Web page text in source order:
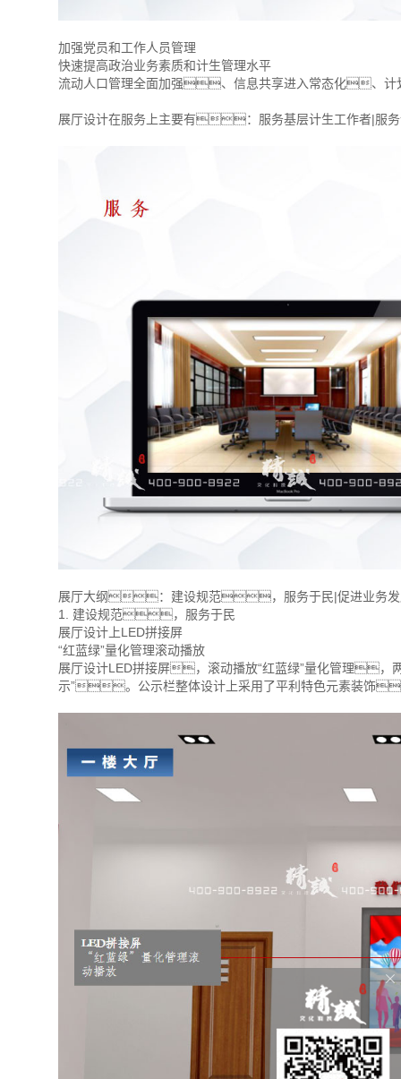
加强党员和工作人员管理
快速提高政治业务素质和计生管理水平
流动人口管理全面加强、信息共享进入常态化、计
展厅设计在服务上主要有：服务基层计生工作者|服务
展厅大纲：建设规范，服务于民|促进业务发
1. 建设规范，服务于民
展厅设计上LED拼接屏
“红蓝绿”量化管理滚动播放
展厅设计LED拼接屏，滚动播放“红蓝绿”量化管理，
示”。公示栏整体设计上采用了平利特色元素装饰